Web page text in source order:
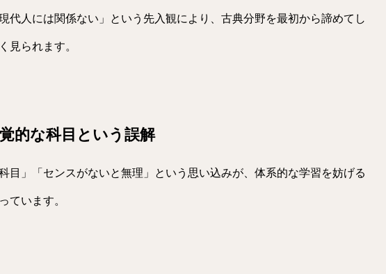
代人には関係ない」という先入観により、古典分野を最初から諦めてし
見られます。
的な科目という誤解
目」「センスがないと無理」という思い込みが、体系的な学習を妨げる
ています。